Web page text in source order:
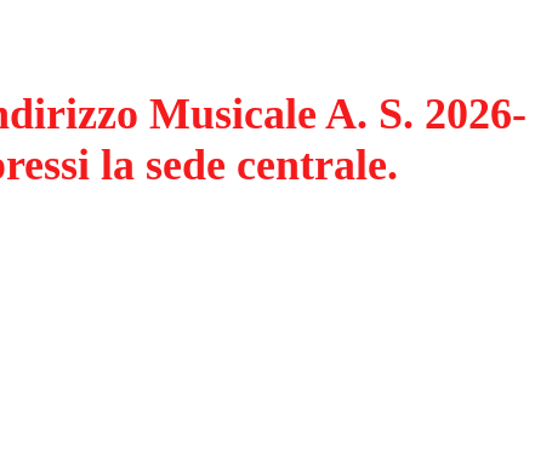
Musicale A. S. 2026-
la sede centrale.